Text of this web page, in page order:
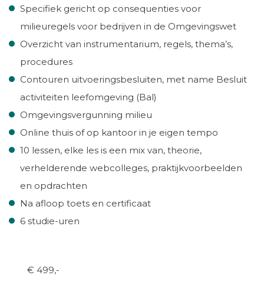
Specifiek gericht op consequenties voor
milieuregels voor bedrijven in de Omgevingswet
Overzicht van instrumentarium, regels, thema’s,
procedures
Contouren uitvoeringsbesluiten, met name Besluit
activiteiten leefomgeving (Bal)
Omgevingsvergunning milieu
Online thuis of op kantoor in je eigen tempo
10 lessen, elke les is een mix van, theorie,
verhelderende webcolleges, praktijkvoorbeelden
en opdrachten
Na afloop toets en certificaat
6 studie-uren
€ 499,-